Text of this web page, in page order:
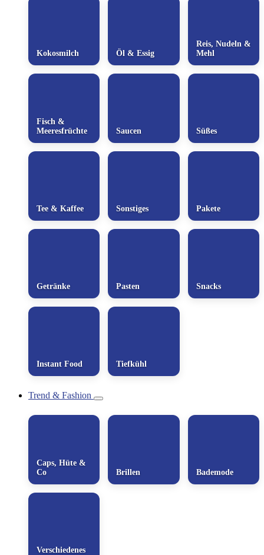
Kokosmilch Öl & Essig
Reis, Nudeln &
Mehl
Fisch &
Meeresfrüchte
Saucen Süßes
Tee & Kaffee Sonstiges Pakete
Getränke Pasten Snacks
Instant Food Tiefkühl
Trend & Fashion
Caps, Hüte &
Co
Brillen Bademode
Verschiedenes